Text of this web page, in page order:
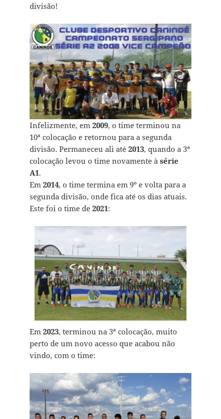
divisão!
Infelizmente, em 2009, o time terminou na
10ª colocação e retornou para a segunda
divisão. Permaneceu ali até 2013, quando a 3ª
colocação levou o time novamente à série
A1.
Em 2014, o time termina em 9º e volta para a
segunda divisão, onde fica até os dias atuais.
Este foi o time de 2021:
Em 2023, terminou na 3ª colocação, muito
perto de um novo acesso que acabou não
vindo, com o time: